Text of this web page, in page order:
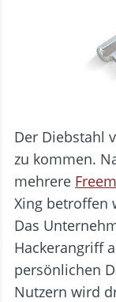
Der Diebstahl
zu kommen.
mehrere
Xing betroffen
Das
Hackerangriff
persönlichen
Nutzern wird